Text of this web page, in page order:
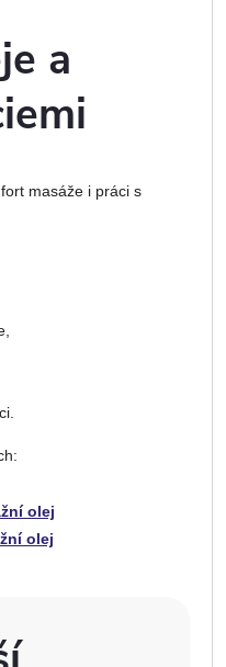
a
masáže i práci s
olej
olej